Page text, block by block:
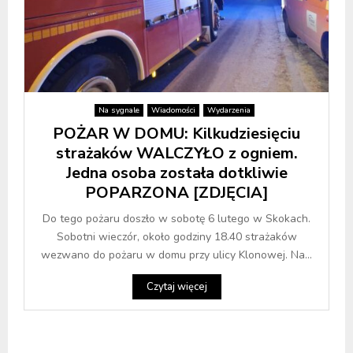
Na sygnale Wiadomości Wydarzenia
POŻAR W DOMU: Kilkudziesięciu
strażaków WALCZYŁO z ogniem.
Jedna osoba została dotkliwie
POPARZONA [ZDJĘCIA]
Do tego pożaru doszło w sobotę 6 lutego w Skokach.
Sobotni wieczór, około godziny 18.40 strażaków
wezwano do pożaru w domu przy ulicy Klonowej. Na...
Czytaj więcej